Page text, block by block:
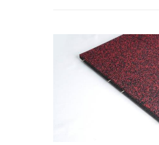
küzdősportokhoz
edzésekhez is kiválóan
Vízálló, nem
„rizsszem” mintázattal
csúszásvédelem jegyében.
A hagyományos
kitámasztás nélkül egy
során, míg a puzzle
gondoskodnak arról, hogy